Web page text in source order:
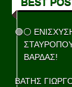
🟢⚪
ΒΑΡΔΑΣ!
ΒΑΤΗΣ